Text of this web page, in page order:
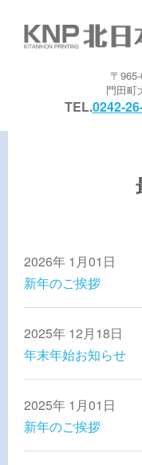
〒
門田町
TEL.0242-
2026年 1月01日
新年のご挨拶
2025年 12月18日
年末年始お知らせ
2025年 1月01日
新年のご挨拶